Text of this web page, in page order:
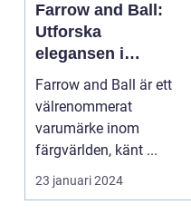
Farrow and Ball:
Utforska
elegansen i
varumärkets färger
Farrow and Ball är ett
välrenommerat
varumärke inom
färgvärlden, känt ...
23 januari 2024